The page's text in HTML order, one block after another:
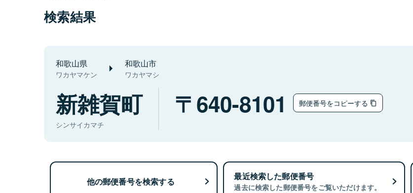
検索結果
和歌山県
ワカヤマケン
和歌山市
ワカヤマシ
新雑賀町
シンサイカマチ
640-8101 郵便番号をコピーする
他の郵便番号を検索する 最近検索した郵便番号
過去に検索した郵便番号をご覧いただけます。